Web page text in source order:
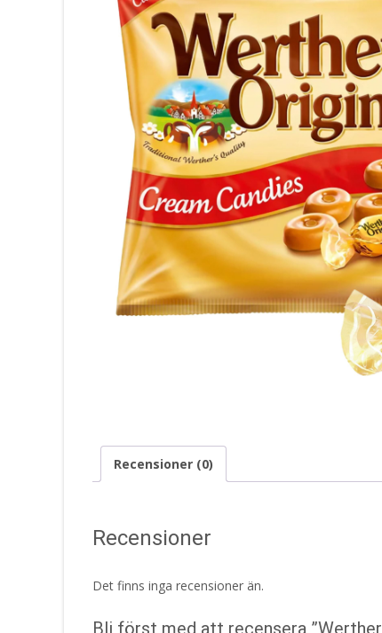
Recensioner (0)
Recensioner
Det finns inga recensioner än.
Bli först med att recensera